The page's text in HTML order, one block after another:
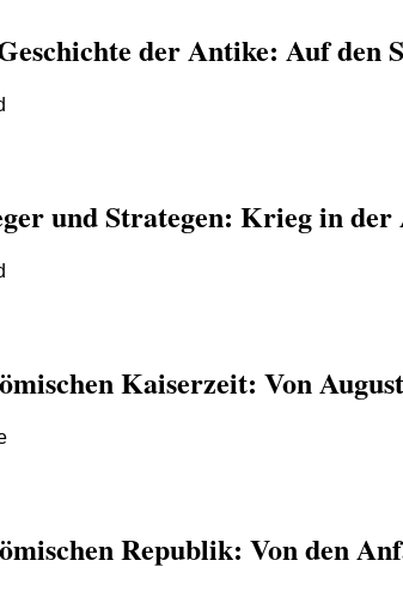
der Antike: Auf den
und Strategen: Krieg in
Kaiserzeit: Von
Republik: Von den